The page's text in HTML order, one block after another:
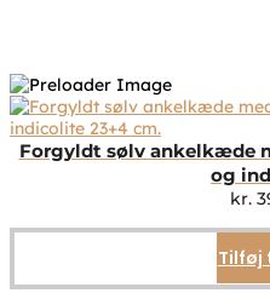
Forgyldt sølv ankelkæde
og
kr.
Tilføj